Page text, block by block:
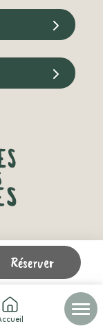
Réserver
légales-